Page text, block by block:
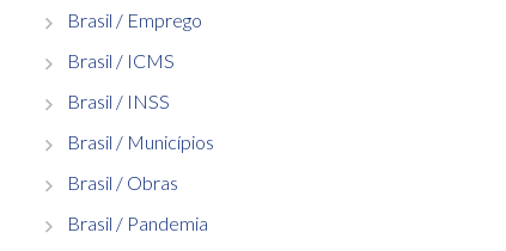
Brasil / Emprego
Brasil / ICMS
Brasil / INSS
Brasil / Municípios
Brasil / Obras
Brasil / Pandemia